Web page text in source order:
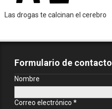
Las drogas te calcinan el cerebro
Formulario de contacto
Nombre
Correo electrónico *